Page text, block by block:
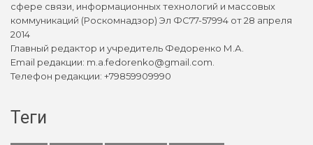
сфере связи, информационных технологий и массовых
коммуникаций (Роскомнадзор) Эл ФС77-57994 от 28 апреля
2014
Главный редактор и учредитель Федоренко М.А.
Email редакции: m.a.fedorenko@gmail.com.
Телефон редакции: +79859909990
Теги